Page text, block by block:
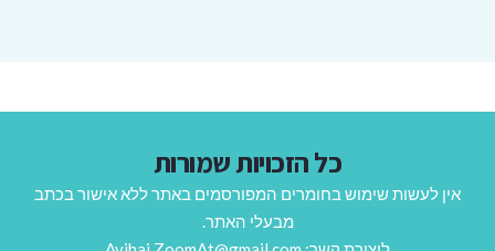
כל הזכויות שמורות
אין לעשות שימוש בחומרים המפורסמים באתר ללא אישור בכתב
מבעלי האתר.